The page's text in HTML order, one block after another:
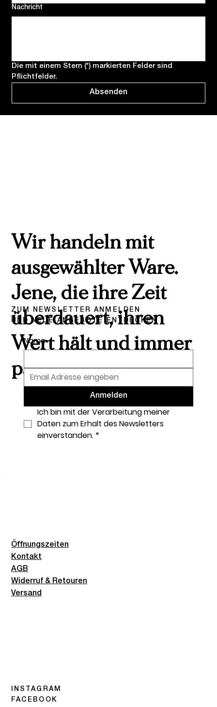
Nachricht
Die mit einem Stern (*) markierten Felder sind
Pflichtfelder.
Absenden
Wir handeln mit
ausgewählter Ware.
Jene, die ihre Zeit
überdauert, ihren
Wert hält und immer
passt.
ZUM NEWSLETTER ANMELDEN
UND NEUE ANGEBOTE ENTDECKEN
Name
Anmelden
Ich bin mit der Verarbeitung meiner
Daten zum Erhalt des Newsletters
einverstanden. *
Öffnungszeiten
Kontakt
AGB
Widerruf & Retouren
Versand
INSTAGRAM
FACEBOOK